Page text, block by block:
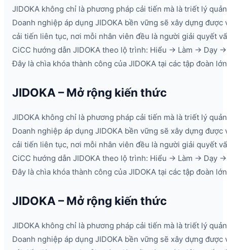
JIDOKA không chỉ là phương pháp cải tiến mà là triết lý
Doanh nghiệp áp dụng JIDOKA bền vững sẽ xây dựng được
cải tiến liên tục, nơi mỗi nhân viên đều là người giải quyết
CiCC hướng dẫn JIDOKA theo lộ trình: Hiểu → Làm → Dạy
Đây là chìa khóa thành công của JIDOKA tại các tập đoàn
JIDOKA – Mở rộng kiến thức
JIDOKA không chỉ là phương pháp cải tiến mà là triết lý
Doanh nghiệp áp dụng JIDOKA bền vững sẽ xây dựng được
cải tiến liên tục, nơi mỗi nhân viên đều là người giải quyết
CiCC hướng dẫn JIDOKA theo lộ trình: Hiểu → Làm → Dạy
Đây là chìa khóa thành công của JIDOKA tại các tập đoàn
JIDOKA – Mở rộng kiến thức
JIDOKA không chỉ là phương pháp cải tiến mà là triết lý
Doanh nghiệp áp dụng JIDOKA bền vững sẽ xây dựng được